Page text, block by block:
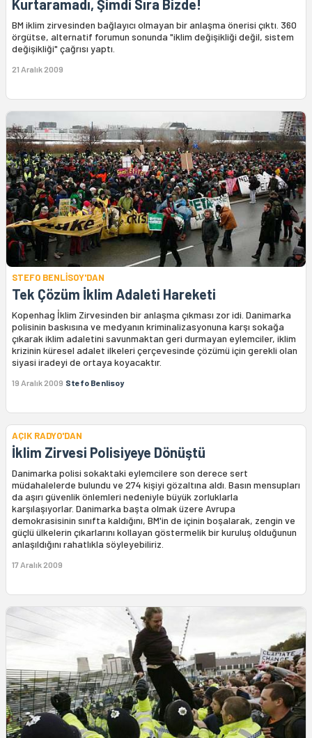
Kurtaramadı, Şimdi Sıra Bizde!
BM iklim zirvesinden bağlayıcı olmayan bir anlaşma önerisi çıktı. 360
örgütse, alternatif forumun sonunda "iklim değişikliği değil, sistem
değişikliği" çağrısı yaptı.
21 Aralık 2009
STEFO BENLİSOY'DAN
Tek Çözüm İklim Adaleti Hareketi
Kopenhag İklim Zirvesinden bir anlaşma çıkması zor idi. Danimarka
polisinin baskısına ve medyanın kriminalizasyonuna karşı sokağa
çıkarak iklim adaletini savunmaktan geri durmayan eylemciler, iklim
krizinin küresel adalet ilkeleri çerçevesinde çözümü için gerekli olan
siyasi iradeyi de ortaya koyacaktır.
19 Aralık 2009 Stefo Benlisoy
AÇIK RADYO'DAN
İklim Zirvesi Polisiyeye Dönüştü
Danimarka polisi sokaktaki eylemcilere son derece sert
müdahalelerde bulundu ve 274 kişiyi gözaltına aldı. Basın mensupları
da aşırı güvenlik önlemleri nedeniyle büyük zorluklarla
karşılaşıyorlar. Danimarka başta olmak üzere Avrupa
demokrasisinin sınıfta kaldığını, BM'in de içinin boşalarak, zengin ve
güçlü ülkelerin çıkarlarını kollayan göstermelik bir kuruluş olduğunun
anlaşıldığını rahatlıkla söyleyebiliriz.
17 Aralık 2009